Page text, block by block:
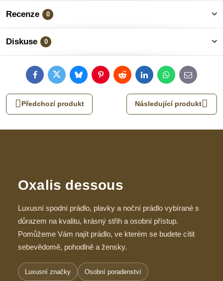
Recenze 0
Diskuse 0
FacebookTwitterBlueskyPinterestRedditLinkedInWhatsApp
E-
mail
Předchozí produkt Následující produkt
Oxalis dessous
Luxusní spodní prádlo, plavky a noční prádlo vybírané s
důrazem na kvalitu, krásný střih a osobní přístup.
Pomůžeme Vám najít prádlo, ve kterém se budete cítit
sebevědomě, pohodlně a žensky.
Luxusní značky Osobní poradenství